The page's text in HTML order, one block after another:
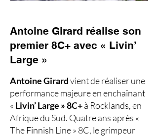
Antoine Girard réalise son
premier 8C+ avec « Livin’
Large »
Antoine Girardvient de réaliser une
performance majeure en enchaînant
« Livin’ Large » 8C+à Rocklands, en
Afrique du Sud. Quatre ans après «
The Finnish Line » 8C, le grimpeur